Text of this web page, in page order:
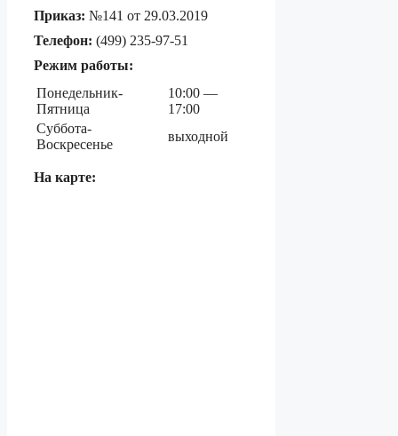
Приказ: №141 от 29.03.2019
Телефон: (499) 235-97-51
Режим работы:
Понедельник-
Пятница
10:00 —
17:00
Суббота-
Воскресенье
выходной
На карте: